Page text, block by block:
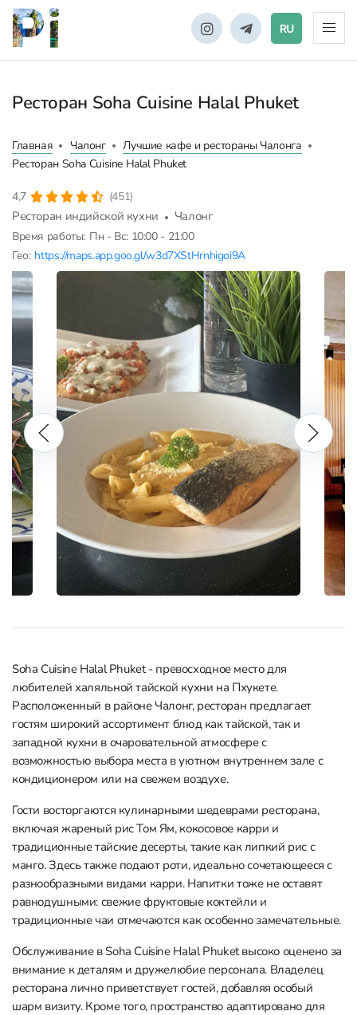
RU
Ресторан Soha Cuisine Halal Phuket
Главная Чалонг
Лучшие кафе и рестораны Чалонга
Ресторан Soha Cuisine Halal Phuket
4,7 (451)
Ресторан индийской кухни Чалонг
Время работы: Пн - Вс: 10:00 - 21:00
Гео: https://maps.app.goo.gl/w3d7XStHrnhigoi9A
Soha Cuisine Halal Phuket - превосходное место для
любителей халяльной тайской кухни на Пхукете.
Расположенный в районе Чалонг, ресторан предлагает
гостям широкий ассортимент блюд как тайской, так и
западной кухни в очаровательной атмосфере с
возможностью выбора места в уютном внутреннем зале с
кондиционером или на свежем воздухе.
Гости восторгаются кулинарными шедеврами ресторана,
включая жареный рис Том Ям, кокосовое карри и
традиционные тайские десерты, такие как липкий рис с
манго. Здесь также подают роти, идеально сочетающееся с
разнообразными видами карри. Напитки тоже не оставят
равнодушными: свежие фруктовые коктейли и
традиционные чаи отмечаются как особенно замечательные.
Обслуживание в Soha Cuisine Halal Phuket высоко оценено за
внимание к деталям и дружелюбие персонала. Владелец
ресторана лично приветствует гостей, добавляя особый
шарм визиту. Кроме того, пространство адаптировано для